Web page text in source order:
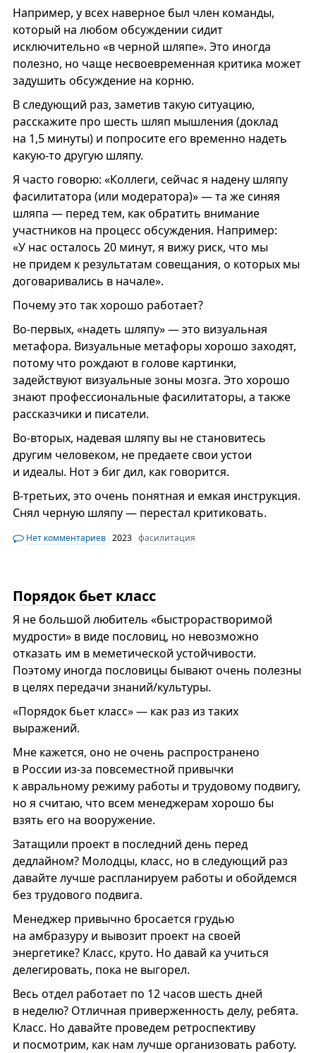
Например, у всех наверное был член команды,
который на любом обсуждении сидит
исключительно «в черной шляпе». Это иногда
полезно, но чаще несвоевременная критика может
задушить обсуждение на корню.
В следующий раз, заметив такую ситуацию,
расскажите про шесть шляп мышления (доклад
на 1,5 минуты) и попросите его временно надеть
какую-то другую шляпу.
Я часто говорю: «Коллеги, сейчас я надену шляпу
фасилитатора (или модератора)» — та же синяя
шляпа — перед тем, как обратить внимание
участников на процесс обсуждения. Например:
«У нас осталось 20 минут, я вижу риск, что мы
не придем к результатам совещания, о которых мы
договаривались в начале».
Почему это так хорошо работает?
Во-первых, «надеть шляпу» — это визуальная
метафора. Визуальные метафоры хорошо заходят,
потому что рождают в голове картинки,
задействуют визуальные зоны мозга. Это хорошо
знают профессиональные фасилитаторы, а также
рассказчики и писатели.
Во-вторых, надевая шляпу вы не становитесь
другим человеком, не предаете свои устои
и идеалы. Нот э биг дил, как говорится.
В-третьих, это очень понятная и емкая инструкция.
Снял черную шляпу — перестал критиковать.
Нет комментариев 2023 фасилитация
Порядок бьет класс
Я не большой любитель «быстрорастворимой
мудрости» в виде пословиц, но невозможно
отказать им в меметической устойчивости.
Поэтому иногда пословицы бывают очень полезны
в целях передачи знаний/культуры.
«Порядок бьет класс» — как раз из таких
выражений.
Мне кажется, оно не очень распространено
в России из-за повсеместной привычки
к авральному режиму работы и трудовому подвигу,
но я считаю, что всем менеджерам хорошо бы
взять его на вооружение.
Затащили проект в последний день перед
дедлайном? Молодцы, класс, но в следующий раз
давайте лучше распланируем работы и обойдемся
без трудового подвига.
Менеджер привычно бросается грудью
на амбразуру и вывозит проект на своей
энергетике? Класс, круто. Но давай ка учиться
делегировать, пока не выгорел.
Весь отдел работает по 12 часов шесть дней
в неделю? Отличная приверженность делу, ребята.
Класс. Но давайте проведем ретроспективу
и посмотрим, как нам лучше организовать работу.